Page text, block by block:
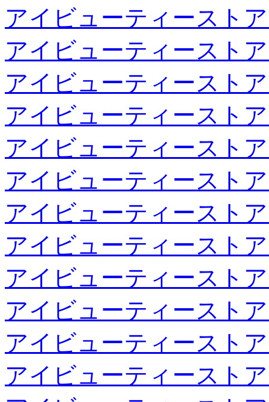
アイビューティースト
アイビューティースト
アイビューティースト
アイビューティースト
アイビューティースト
アイビューティースト
アイビューティースト
アイビューティースト
アイビューティースト
アイビューティースト
アイビューティースト
アイビューティースト